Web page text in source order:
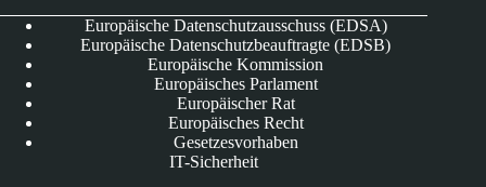
Europäische Datenschutzausschuss (EDSA)
Europäische Datenschutzbeauftragte (EDSB)
Europäische Kommission
Europäisches Parlament
Europäischer Rat
Europäisches Recht
Gesetzesvorhaben
IT-Sicherheit